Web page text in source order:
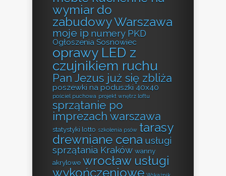
wymiar do
zabudowy Warszawa
moje ip numery PKD
Ogłoszenia Sosnowiec
oprawy LED z
czujnikiem ruchu
Pan Jezus już się zbliża
poszewki na poduszki 40x40
pościel puchowa projekt wnętrz loftu
sprzątanie po
imprezach warszawa
statystyki lotto szkolenia psów tarasy
drewniane cena usługi
sprzątania Kraków wanny
akrylowe wrocław usługi
wykończeniowe